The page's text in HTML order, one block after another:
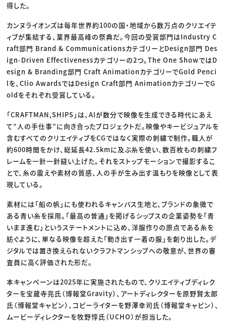
得した。
カンヌライオンズは毎年世界約100の国・地域から数万点のクリエイテ
ィブが集結する、業界最高峰の祭典だ。今回の受賞部門はIndustry C
raft部門 Brand & CommunicationsカテゴリーとDesign部門 Des
ign-Driven Effectivenessカテゴリーの2つ。The One ShowではD
esign & Branding部門 Craft AnimationカテゴリーでGold Penci
lを、Clio AwardsではDesign Craft部門 AnimationカテゴリーでG
oldをそれぞれ受賞している。
「CRAFTMAN,SHIPS」は、AIが数分で映像を生成できる時代にあえ
て”人の手仕事”に向き合ったプロジェクトだ。映像やキービジュアルを
含むすべてのクリエイティブをCGではなく実際の刺繍で制作。職人が
約600時間をかけ、総延長42.5kmに及ぶ糸を使い、数百枚もの刺繍フ
レームを一針一針縫い上げた。それをストップモーションで撮影するこ
とで、糸の震えや素材の質感、人の手が生み出す温もりを映像として表
現している。
素材には「船の帆」にも使われるキャンバス生地と、ブランドの象徴で
ある青い糸を採用。「最高の普通」を掲げるシップスの企業姿勢を「青
いまま進む」というステートメントに込め、洋服作りの原点である糸を
紡ぐように、単なる映像を超えた「動き出す一着の服」を創り出した。デ
ジタルでは置き換えられないクラフトマンシップへの敬意が、世界の審
査員に高く評価された形だ。
本キャンペーンは2025年に実施されたもので、クリエイティブディレク
ターを宝蔵寺亮氏（博報堂Gravity）、アートディレクターを原野賢太郎
氏（博報堂キャビン）、コピーライターを野澤幸司氏（博報堂キャビン）、
ムービーディレクターを牧野惇氏（UCHO）が担当した。